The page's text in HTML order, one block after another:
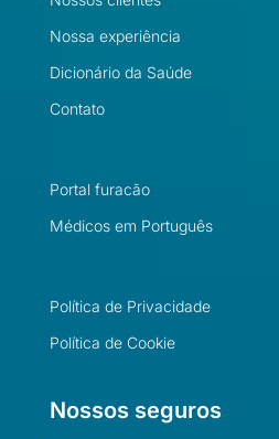
Nossa experiência
Dicionário da Saúde
Contato
Portal furacão
Médicos em Português
Política de Privacidade
Política de Cookie
Nossos seguros